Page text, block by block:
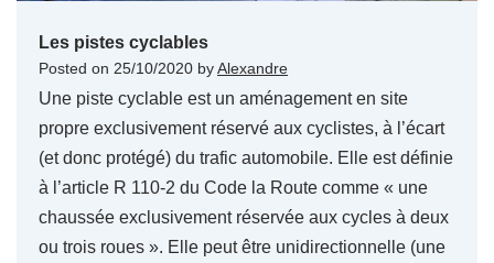
Les pistes cyclables
Posted on 25/10/2020 byAlexandre
Une piste cyclable est un aménagement en site
propre exclusivement réservé aux cyclistes, à l’écart
(et donc protégé) du trafic automobile. Elle est définie
à l’article R 110-2 du Code la Route comme « une
chaussée exclusivement réservée aux cycles à deux
ou trois roues ». Elle peut être unidirectionnelle (une